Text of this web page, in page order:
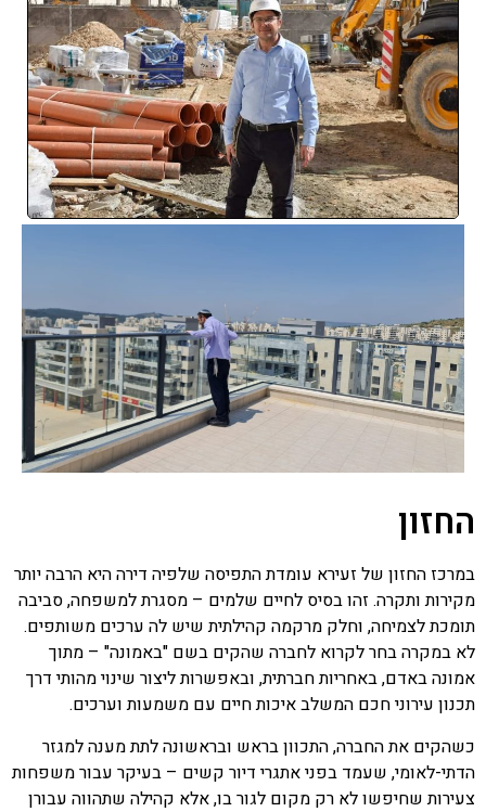
החזון
במרכז החזון של זעירא עומדת התפיסה שלפיה דירה היא הרבה יותר
מקירות ותקרה. זהו בסיס לחיים שלמים – מסגרת למשפחה, סביבה
תומכת לצמיחה, וחלק מרקמה קהילתית שיש לה ערכים משותפים.
לא במקרה בחר לקרוא לחברה שהקים בשם "באמונה" – מתוך
אמונה באדם, באחריות חברתית, ובאפשרות ליצור שינוי מהותי דרך
תכנון עירוני חכם המשלב איכות חיים עם משמעות וערכים.
כשהקים את החברה, התכוון בראש ובראשונה לתת מענה למגזר
הדתי-לאומי, שעמד בפני אתגרי דיור קשים – בעיקר עבור משפחות
צעירות שחיפשו לא רק מקום לגור בו, אלא קהילה שתהווה עבורן